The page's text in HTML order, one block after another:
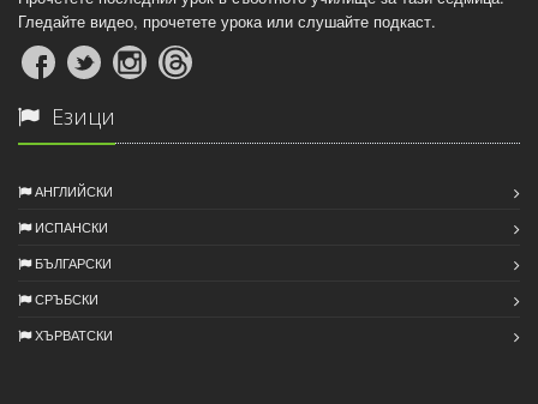
Гледайте видео, прочетете урока или слушайте подкаст.
Езици
АНГЛИЙСКИ
ИСПАНСКИ
БЪЛГАРСКИ
СРЪБСКИ
ХЪРВАТСКИ